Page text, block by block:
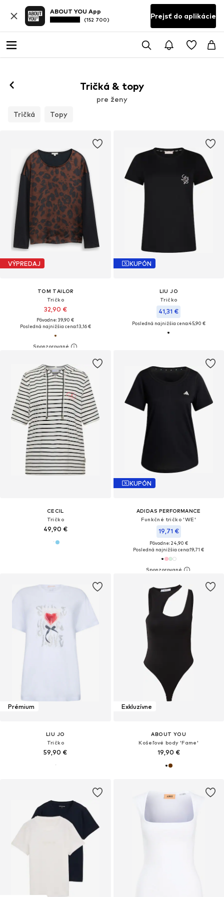
ABOUT YOU App
(152 700) Prejsť do aplikácie
Tričká & topy
pre ženy
Tričká
Topy
VÝPREDAJ
TOM TAILOR
Tričko
32,90 €
Pôvodne: 39,90 €
Posledná najnižšia cena:13,16 €
KUPÓN
LIU JO
Tričko
41,31 €
Posledná najnižšia cena:45,90 €
CECIL
Tričko
49,90 €
KUPÓN
ADIDAS PERFORMANCE
Funkčné tričko 'WE'
19,71 €
Pôvodne: 24,90 €
Posledná najnižšia cena:19,71 €
Prémium
LIU JO
Tričko
59,90 €
Exkluzívne
ABOUT YOU
Košeľové body 'Fame'
19,90 €